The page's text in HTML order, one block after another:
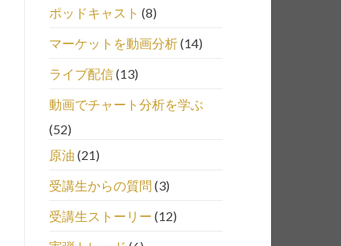
ポッドキャスト (8)
マーケットを動画分析(14)
ライブ配信(13)
動画でチャート分析を学ぶ
(52)
原油 (21)
受講生からの質問 (3)
受講生ストーリー (12)